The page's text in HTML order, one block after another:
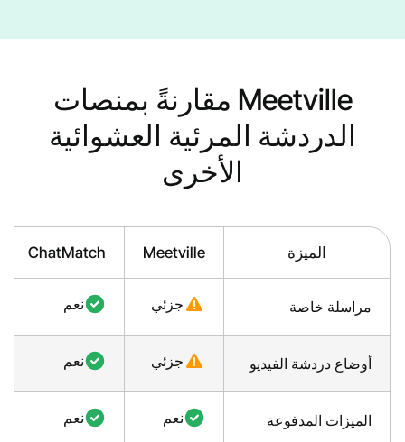
Meetville مقارنةً بمنصات
الدردشة المرئية العشوائية
الأخرى
الميزة Meetville
ChatMatch
مراسلة خاصة جزئي نعم
أوضاع دردشة الفيديو جزئي نعم
الميزات المدفوعة نعم نعم